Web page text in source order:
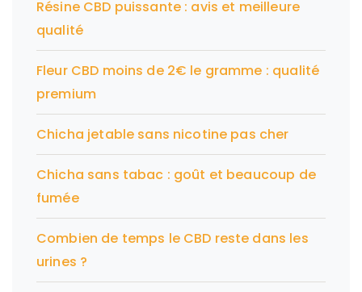
Résine CBD puissante : avis et meilleure
qualité
Fleur CBD moins de 2€ le gramme : qualité
premium
Chicha jetable sans nicotine pas cher
Chicha sans tabac : goût et beaucoup de
fumée
Combien de temps le CBD reste dans les
urines ?